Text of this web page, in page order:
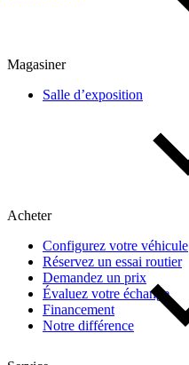
Magasiner
Salle d’exposition
Acheter
Configurez votre véhicule
Réservez un essai routier
Demandez un prix
Évaluez votre échange
Financement
Notre différence